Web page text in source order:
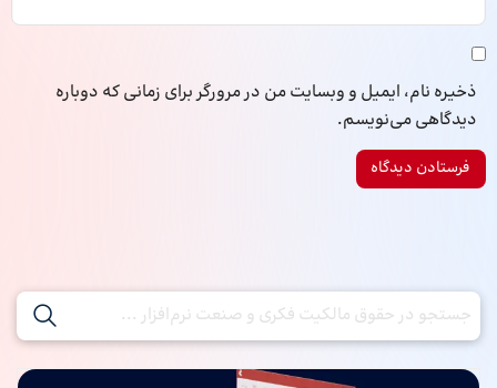
ذخیره نام، ایمیل و وبسایت من در مرورگر برای زمانی که دوباره
دیدگاهی می‌نویسم.